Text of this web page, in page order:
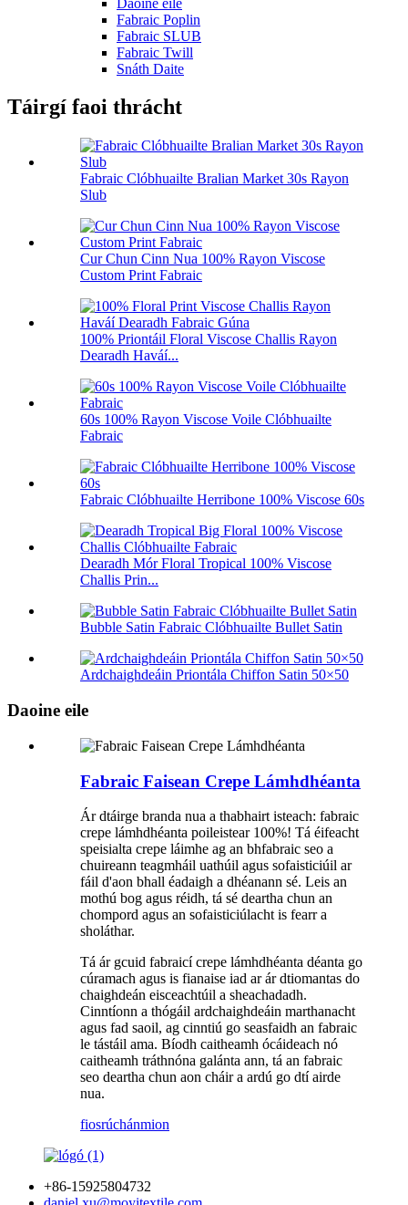
Fabraic Poplin
Fabraic SLUB
Fabraic Twill
Snáth Daite
Táirgí faoi thrácht
Fabraic Clóbhuailte Bralian Market 30s Rayon
Slub
Cur Chun Cinn Nua 100% Rayon Viscose
Custom Print Fabraic
100% Priontáil Floral Viscose Challis Rayon
Dearadh Haváí...
60s 100% Rayon Viscose Voile Clóbhuailte
Fabraic
Fabraic Clóbhuailte Herribone 100% Viscose 60s
Dearadh Mór Floral Tropical 100% Viscose
Challis Prin...
Bubble Satin Fabraic Clóbhuailte Bullet Satin
Ardchaighdeáin Priontála Chiffon Satin 50×50
Daoine eile
Fabraic Faisean Crepe Lámhdhéanta
Ár dtáirge branda nua a thabhairt isteach: fabraic
crepe lámhdhéanta poileistear 100%! Tá éifeacht
speisialta crepe láimhe ag an bhfabraic seo a
chuireann teagmháil uathúil agus sofaisticiúil ar
fáil d'aon bhall éadaigh a dhéanann sé. Leis an
mothú bog agus réidh, tá sé deartha chun an
chompord agus an sofaisticiúlacht is fearr a
sholáthar.
Tá ár gcuid fabraicí crepe lámhdhéanta déanta go
cúramach agus is fianaise iad ar ár dtiomantas do
chaighdeán eisceachtúil a sheachadadh.
Cinntíonn a thógáil ardchaighdeáin marthanacht
agus fad saoil, ag cinntiú go seasfaidh an fabraic
le tástáil ama. Bíodh caitheamh ócáideach nó
caitheamh tráthnóna galánta ann, tá an fabraic
seo deartha chun aon cháir a ardú go dtí airde
nua.
fiosrúchánmion
+86-15925804732